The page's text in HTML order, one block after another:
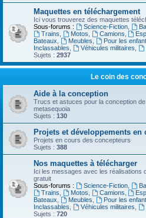
Maquettes en téléchargement
Ici vous trouverez des maquettes
Sous-forums :
Science-Fiction,
Trains
Motos Camions
Bateaux
Meubles Pour les
Inclassables
Véhicules militaires
Sujets : 2937
Le coin des
Aide à la conception
Trucs et astuces pour la conception
metasequoia
Sujets : 130
Projets et développements en
Projets en cours des concepteurs
Sujets : 388
Nos maquettes à télécharger
Ici les messages avec les réalisations
gratuit
Sous-forums :
Science-Fiction,
Trains
Motos Camions
Bateaux
Meubles Pour les
Inclassables
Véhicules militaires
Sujets : 720